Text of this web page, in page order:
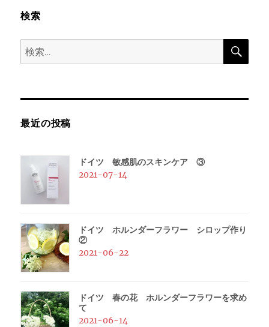
ョ
検索
検
索:
検
最近の投稿
ドイツ 敏感肌のスキンケア ③
2021-07-14
ドイツ ホルンダーフラワー シロップ作り
②
2021-06-22
ドイツ 春の花 ホルンダーフラワーを求め
て
2021-06-14